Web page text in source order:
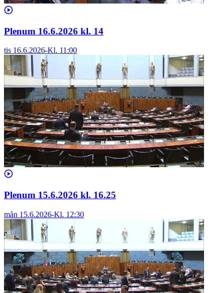
Plenum 16.6.2026 kl. 14
tis 16.6.2026-Kl. 11:00
Plenum 15.6.2026 kl. 16.25
mån 15.6.2026-Kl. 12:30